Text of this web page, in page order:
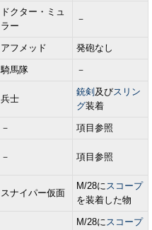
ドクター・ミュ
ラー
－
アフメッド 発砲なし
騎馬隊 －
兵士
銃剣及びスリン
グ装着
－ 項目参照
－ 項目参照
スナイパー仮面
M/28に スコープ
を装着した物
M/28に スコープ